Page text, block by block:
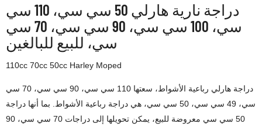
دراجة نارية هارلي 50 سي سي، 110 سي
سي، 100 سي سي، 90 سي سي، 70 سي
سي، للبيع للبالغين
110cc 70cc 50cc Harley Moped
دراجة هارلي رباعية الأشواط، سعتها 110 سي سي، 90 سي سي، 70 سي
سي، 49 سي سي، 50 سي سي، هي دراجة رباعية الأشواط. بما أنها دراجة
50 سي سي معروضة للبيع، يمكن تحويلها إلى دراجات 70 سي سي، 90